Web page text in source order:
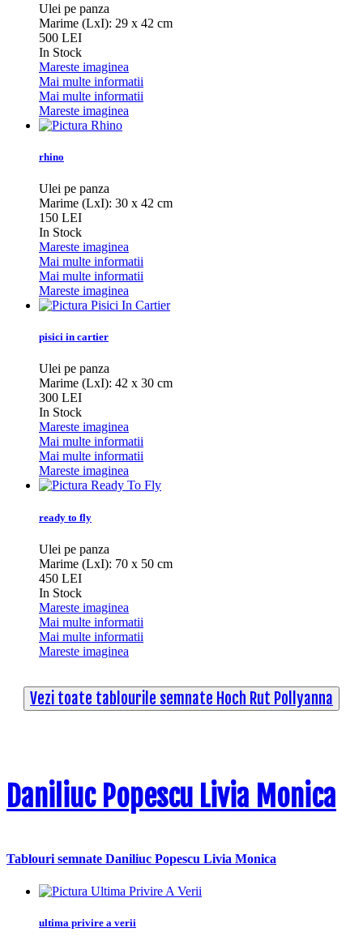
Ulei pe panza
Marime (LxI): 29 x 42 cm
500 LEI
In Stock
Mareste imaginea
Mai multe informatii
Mai multe informatii
Mareste imaginea
rhino
Ulei pe panza
Marime (LxI): 30 x 42 cm
150 LEI
In Stock
Mareste imaginea
Mai multe informatii
Mai multe informatii
Mareste imaginea
pisici in cartier
Ulei pe panza
Marime (LxI): 42 x 30 cm
300 LEI
In Stock
Mareste imaginea
Mai multe informatii
Mai multe informatii
Mareste imaginea
ready to fly
Ulei pe panza
Marime (LxI): 70 x 50 cm
450 LEI
In Stock
Mareste imaginea
Mai multe informatii
Mai multe informatii
Mareste imaginea
Vezi toate tablourile semnate Hoch Rut Pollyanna
Daniliuc Popescu Livia Monica
Tablouri semnate Daniliuc Popescu Livia Monica
ultima privire a verii